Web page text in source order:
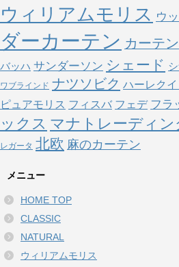
ウィリアムモリス ウ
ダーカーテン カーテン
バッハ サンダーソン シェード
ワブラインド ナツソビク ハーレクイ
ピュアモリス フィスバ フェデ フラ
ックス マナトレーディン
レガータ 北欧 麻のカーテン
メニュー
HOME TOP
CLASSIC
NATURAL
ウィリアムモリス